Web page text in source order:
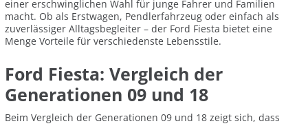
einer erschwinglichen Wahl für junge Fahrer und Familien
macht. Ob als Erstwagen, Pendlerfahrzeug oder einfach als
zuverlässiger Alltagsbegleiter – der Ford Fiesta bietet eine
Menge Vorteile für verschiedenste Lebensstile.
Ford Fiesta: Vergleich der
Generationen 09 und 18
Beim Vergleich der Generationen 09 und 18 zeigt sich, dass